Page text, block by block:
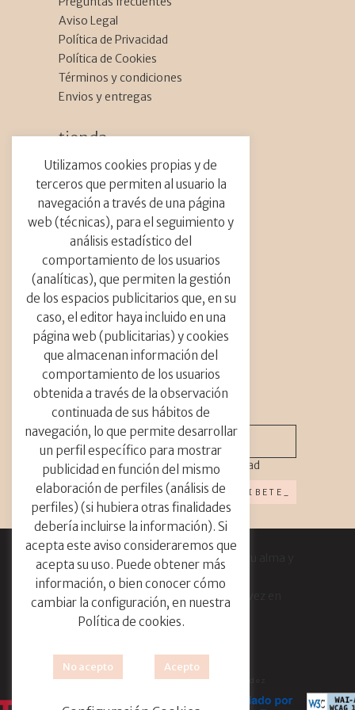
Comunidad floral
Festival de flores
Flores
Parques y jardines
Proyecto
Etiquetas_
Activismo floral Barcelona
botánio
bulbos
cabalgada de flores
carrozas de flores
ceremonia
Ciudades
colores
Cultura floral
decoración catedral
decoración con flores
decoración iglesia
flor del mes
flores
flores del mundo
flores raras
flores tropiclaes
floristería
floristería sostenible
Guerrilla floral
Holanda
Instalación
instalación floral
instalación gran escala
jardín
Madrid navidad
nofloralfoam
orquídeas
paniculata
parade de flores
Países
photoshooting
punto de venta
ramo de novia
Ramos de flores
shooting
Singapur
sostenibilidad
tailandia
tienda
tulipanes
Aviso Legal
Política de Privacidad
Política de Cookies
Términos y condiciones
Envios y entregas
tienda_
Flores Secas
Talleres
Caja DIY
contacto_
info@abrilfloresmil.es
Tel.: +34 691 729 187
Calle Carrer Provenza, 273
08008 Barcelona
newsletter_
He leído y aceptopolítica privacidad
“Las flores son un bien para ti, para tu alma y
para tu casa.
¡Consiéntete y ofrécete flores de vez en
cuando!”
Desarrollo web por Remedios Fdez
Utilizamos cookies propias y de
terceros que permiten al usuario la
navegación a través de una página
web (técnicas), para el seguimiento y
análisis estadístico del
comportamiento de los usuarios
(analíticas), que permiten la gestión
de los espacios publicitarios que, en su
caso, el editor haya incluido en una
página web (publicitarias) y cookies
que almacenan información del
comportamiento de los usuarios
obtenida a través de la observación
continuada de sus hábitos de
navegación, lo que permite desarrollar
un perfil específico para mostrar
publicidad en función del mismo
elaboración de perfiles (análisis de
perfiles) (si hubiera otras finalidades
debería incluirse la información). Si
acepta este aviso consideraremos que
acepta su uso. Puede obtener más
información, o bien conocer cómo
cambiar la configuración, en nuestra
Política de cookies.
No acepto Acepto